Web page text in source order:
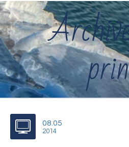
08.05
2014